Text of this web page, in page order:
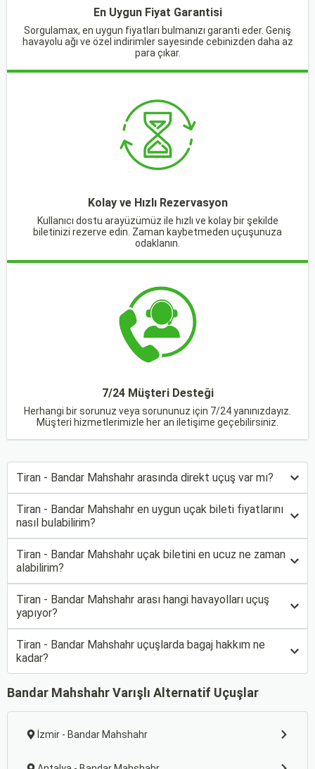
En Uygun Fiyat Garantisi
Sorgulamax, en uygun fiyatları bulmanızı garanti eder. Geniş
havayolu ağı ve özel indirimler sayesinde cebinizden daha az
para çıkar.
Kolay ve Hızlı Rezervasyon
Kullanıcı dostu arayüzümüz ile hızlı ve kolay bir şekilde
biletinizi rezerve edin. Zaman kaybetmeden uçuşunuza
odaklanın.
7/24 Müşteri Desteği
Herhangi bir sorunuz veya sorununuz için 7/24 yanınızdayız.
Müşteri hizmetlerimizle her an iletişime geçebilirsiniz.
Tiran - Bandar Mahshahr arasında direkt uçuş var mı?
Tiran - Bandar Mahshahr en uygun uçak bileti fiyatlarını
nasıl bulabilirim?
Tiran - Bandar Mahshahr uçak biletini en ucuz ne zaman
alabilirim?
Tiran - Bandar Mahshahr arası hangi havayolları uçuş
yapıyor?
Tiran - Bandar Mahshahr uçuşlarda bagaj hakkım ne
kadar?
Bandar Mahshahr Varışlı Alternatif Uçuşlar
İzmir - Bandar Mahshahr